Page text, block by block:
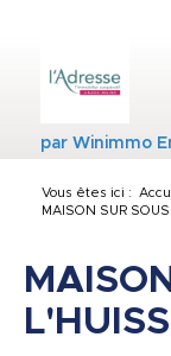
parWinimmo
Vous êtes ici :
MAISON SUR